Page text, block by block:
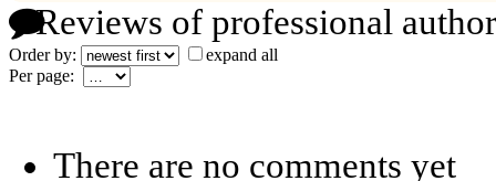
Reviews of professional
Order by:
expand all
Per page:
There are no comments yet